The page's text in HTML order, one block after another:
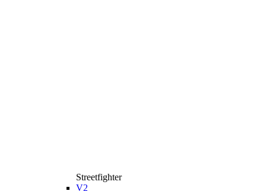
Streetfighter
V2